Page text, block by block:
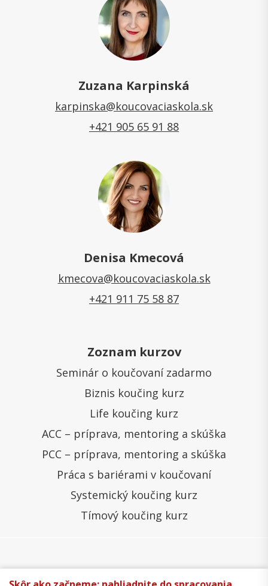
Zuzana Karpinská
karpinska@koucovaciaskola.sk
+421 905 65 91 88
Denisa Kmecová
kmecova@koucovaciaskola.sk
+421 911 75 58 87
Zoznam kurzov
Seminár o koučovaní zadarmo
Biznis koučing kurz
Life koučing kurz
ACC – príprava, mentoring a skúška
PCC – príprava, mentoring a skúška
Práca s bariérami v koučovaní
Systemický koučing kurz
Tímový koučing kurz
Všeobecné obchodné podmienky Správa cookies